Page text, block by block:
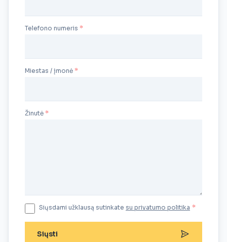
Žinutė
Telefono numeris
Miestas / įmonė
Siųsdami užklausą sutinkate su privatumo politika *
Siųsti